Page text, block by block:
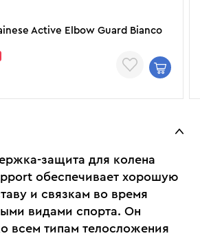
Active Elbow Guard Bianco
защита для колена
обеспечивает хорошую
и связкам во время
видами спорта. Он
всем типам телосложения